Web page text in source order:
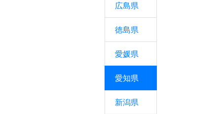
広島県
徳島県
愛媛県
愛知県
新潟県